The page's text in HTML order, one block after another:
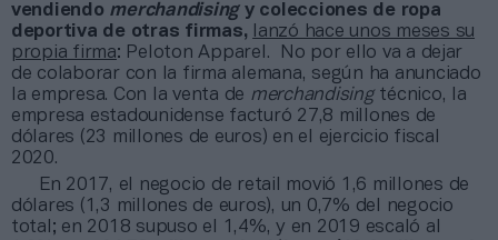
vendiendo merchandisingy colecciones de ropa
deportiva de otras firmas,
lanzó hace unos meses su
propia firma: Peloton Apparel. No por ello va a dejar
de colaborar con la firma alemana, según ha anunciado
la empresa. Con la venta de merchandising técnico, la
empresa estadounidense facturó 27,8 millones de
dólares (23 millones de euros) en el ejercicio fiscal
2020.
En 2017, el negocio de retail movió 1,6 millones de
dólares (1,3 millones de euros), un 0,7% del negocio
total; en 2018 supuso el 1,4%, y en 2019 escaló al